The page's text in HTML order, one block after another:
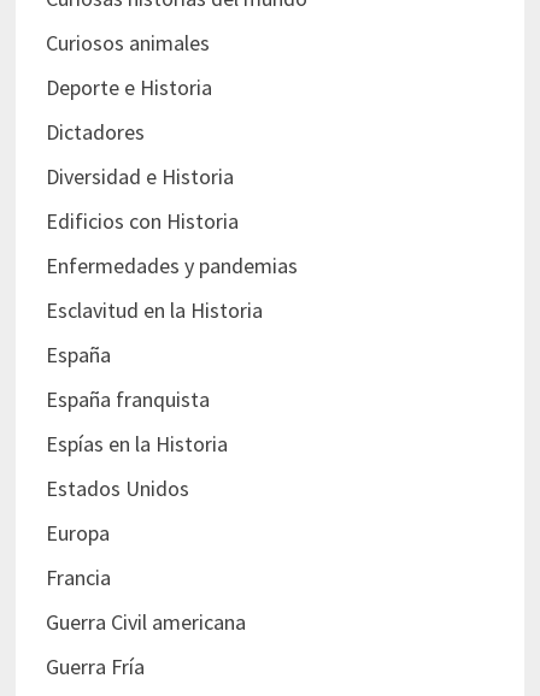
Curiosos animales
Deporte e Historia
Dictadores
Diversidad e Historia
Edificios con Historia
Enfermedades y pandemias
Esclavitud en la Historia
España
España franquista
Espías en la Historia
Estados Unidos
Europa
Francia
Guerra Civil americana
Guerra Fría